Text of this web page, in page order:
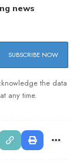
news
the data
any time.